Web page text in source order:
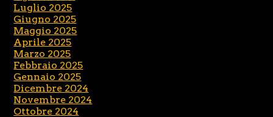
Luglio 2025
Giugno 2025
Maggio 2025
Aprile 2025
Marzo 2025
Febbraio 2025
Gennaio 2025
Dicembre 2024
Novembre 2024
Ottobre 2024